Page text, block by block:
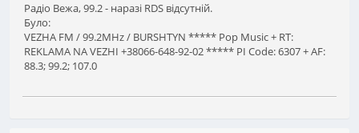
Радіо Вежа, 99.2 - наразі RDS відсутній.
Було:
VEZHA FM / 99.2MHz / BURSHTYN ***** Pop Music + RT:
REKLAMA NA VEZHI +38066-648-92-02 ***** PI Code: 6307 + AF:
88.3; 99.2; 107.0